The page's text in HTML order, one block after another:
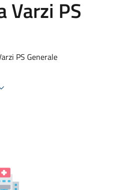
Varzi PS
PS Generale